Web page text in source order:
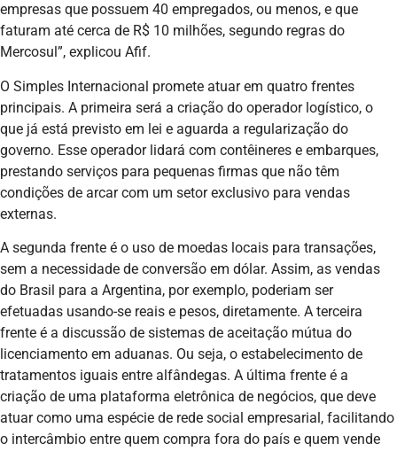
empresas que possuem 40 empregados, ou menos, e que
faturam até cerca de R$ 10 milhões, segundo regras do
Mercosul”, explicou Afif.
O Simples Internacional promete atuar em quatro frentes
principais. A primeira será a criação do operador logístico, o
que já está previsto em lei e aguarda a regularização do
governo. Esse operador lidará com contêineres e embarques,
prestando serviços para pequenas firmas que não têm
condições de arcar com um setor exclusivo para vendas
externas.
A segunda frente é o uso de moedas locais para transações,
sem a necessidade de conversão em dólar. Assim, as vendas
do Brasil para a Argentina, por exemplo, poderiam ser
efetuadas usando-se reais e pesos, diretamente. A terceira
frente é a discussão de sistemas de aceitação mútua do
licenciamento em aduanas. Ou seja, o estabelecimento de
tratamentos iguais entre alfândegas. A última frente é a
criação de uma plataforma eletrônica de negócios, que deve
atuar como uma espécie de rede social empresarial, facilitando
o intercâmbio entre quem compra fora do país e quem vende